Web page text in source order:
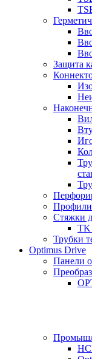
Защита
Профили
Стяжки
TK
Трубки
Optimus Drive
Панели